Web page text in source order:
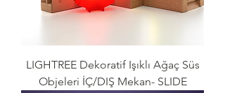
LIGHTREE Dekoratif Işıklı Ağaç Süs
Objeleri İÇ/DIŞ Mekan- SLIDE